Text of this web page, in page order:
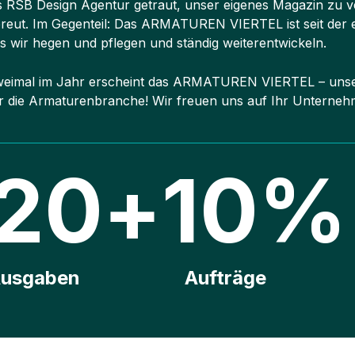
RSB Design Agentur getraut, unser eigenes Magazin zu
Im Gegenteil: Das ARMATUREN VIERTEL ist seit
wir hegen und pflegen und ständig weiterentwickeln.
im Jahr erscheint das ARMATUREN VIERTEL –
die Armaturenbranche! Wir freuen uns auf Ihr
Aufträge
+10%